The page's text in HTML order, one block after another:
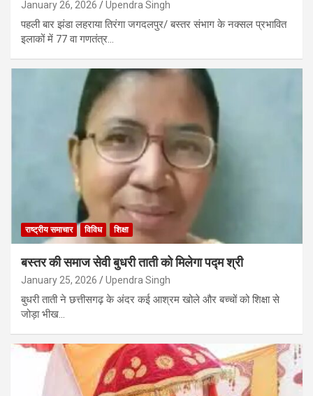
January 26, 2026 Upendra Singh
पहली बार झंडा लहराया तिरंगा जगदलपुर/ बस्तर संभाग के नक्सल प्रभावित
इलाकों में 77 वा गणतंत्र…
राष्ट्रीय समाचार विविध शिक्षा
बस्तर की समाज सेवी बुधरी ताती को मिलेगा पद्म श्री
January 25, 2026 Upendra Singh
बुधरी ताती ने छत्तीसगढ़ के अंदर कई आश्रम खोले और बच्चों को शिक्षा से
जोड़ा भीख…